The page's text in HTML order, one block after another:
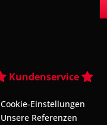
Kundenservice
Cookie-Einstellungen
Unsere Referenzen